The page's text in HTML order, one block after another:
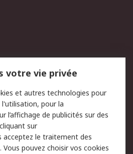
2.500 marques
Support technique
votre vie privée
et autres technologies pour
pour la
l’affichage de publicités sur des
sur
acceptez le traitement des
pouvez choisir vos cookies